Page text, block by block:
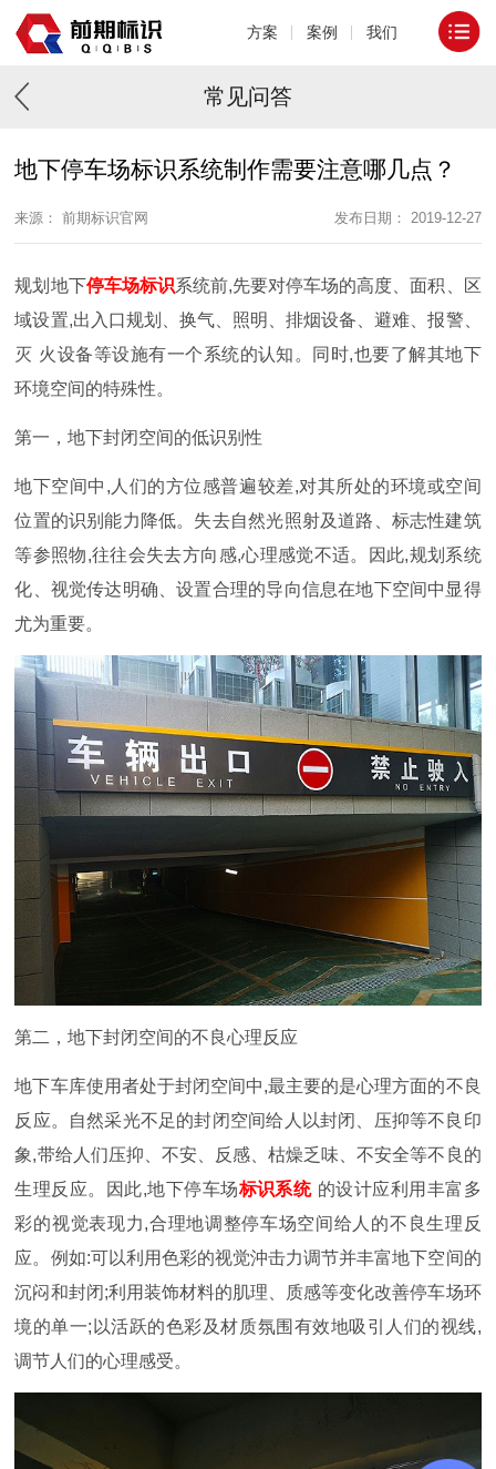
方案 案例 我们
常见问答
地下停车场标识系统制作需要注意哪几点？
来源： 前期标识官网 发布日期： 2019-12-27
规划地下停车场标识系统前,先要对停车场的高度、面积、区
域设置,出入口规划、换气、照明、排烟设备、避难、报警、
灭 火设备等设施有一个系统的认知。同时,也要了解其地下
环境空间的特殊性。
第一，地下封闭空间的低识别性
地下空间中,人们的方位感普遍较差,对其所处的环境或空间
位置的识别能力降低。失去自然光照射及道路、标志性建筑
等参照物,往往会失去方向感,心理感觉不适。因此,规划系统
化、视觉传达明确、设置合理的导向信息在地下空间中显得
尤为重要。
第二，地下封闭空间的不良心理反应
地下车库使用者处于封闭空间中,最主要的是心理方面的不良
反应。自然采光不足的封闭空间给人以封闭、压抑等不良印
象,带给人们压抑、不安、反感、枯燥乏味、不安全等不良的
生理反应。因此,地下停车场标识系统 的设计应利用丰富多
彩的视觉表现力,合理地调整停车场空间给人的不良生理反
应。例如:可以利用色彩的视觉沖击力调节并丰富地下空间的
沉闷和封闭;利用装饰材料的肌理、质感等变化改善停车场环
境的单一;以活跃的色彩及材质氛围有效地吸引人们的视线,
调节人们的心理感受。